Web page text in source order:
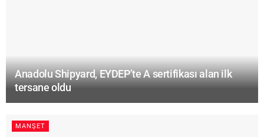
Anadolu Shipyard, EYDEP’te A sertifikası alan ilk
tersane oldu
MANŞET